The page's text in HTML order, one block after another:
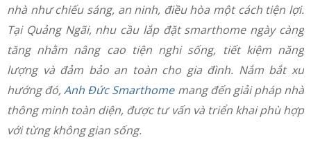
9 Câu hỏi thường gặp về nhà thông minh Quảng Ngãi
9.1 Flycam Quảng Ngãi – Mua ở đâu uy tín, giá rẻ và
mẹo chọn drone tốt
9.2 Mua máy ảnh Quảng Ngãi ở đâu uy tín, hàng chính
hãng, deal tốt?
nhà như chiếu sáng, an ninh, điều hòa một cách tiện lợi.
Tại Quảng Ngãi, nhu cầu lắp đặt smarthome ngày càng
tăng nhằm nâng cao tiện nghi sống, tiết kiệm năng
lượng và đảm bảo an toàn cho gia đình. Nắm bắt xu
hướng đó,Anh Đức Smarthomemang đến giải pháp nhà
thông minh toàn diện, được tư vấn và triển khai phù hợp
với từng không gian sống.